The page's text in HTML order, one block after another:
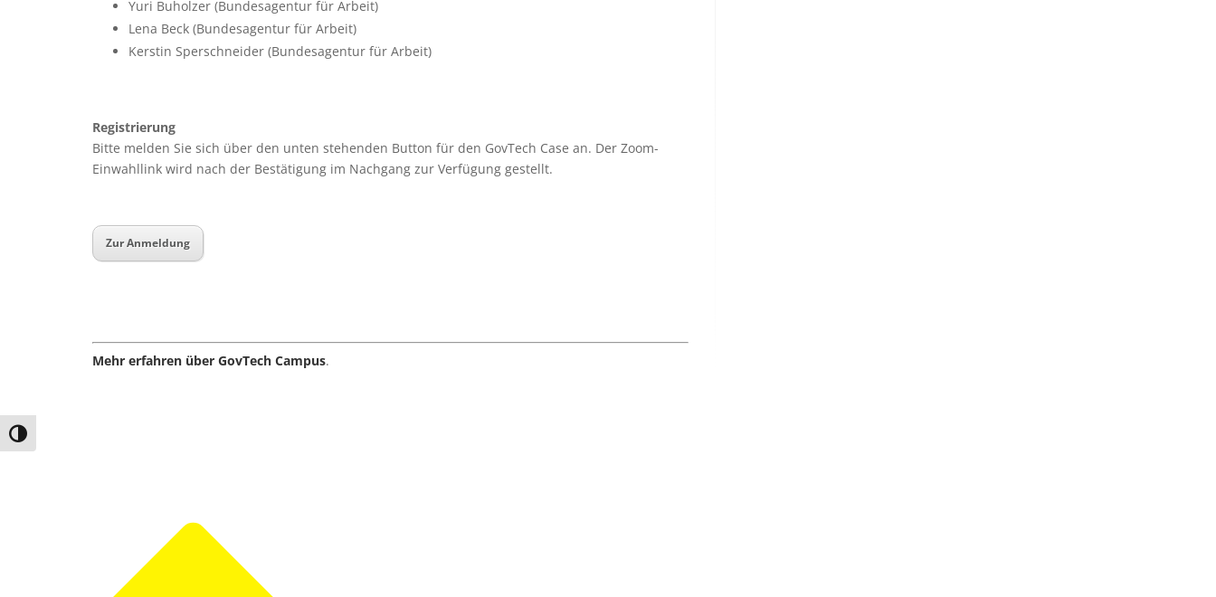
Umschalten auf hohe Kontraste
Yuri Buholzer (Bundesagentur für Arbeit)
Lena Beck (Bundesagentur für Arbeit)
Kerstin Sperschneider (Bundesagentur für Arbeit)
Registrierung
Bitte melden Sie sich über den unten stehenden Button für den GovTech Case an. Der Zoom-
Einwahllink wird nach der Bestätigung im Nachgang zur Verfügung gestellt.
Zur Anmeldung
Mehr erfahren über GovTech Campus.